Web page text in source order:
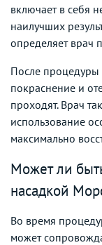
включает в себя
наилучших
определяет врач
После процедуры
покраснение и
проходят. Врач
использование
максимально
Может ли
насадкой
Во время
может